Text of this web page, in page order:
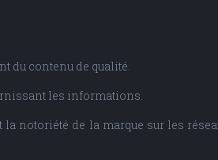
du contenu de qualité.
les informations.
notoriété de la marque sur les